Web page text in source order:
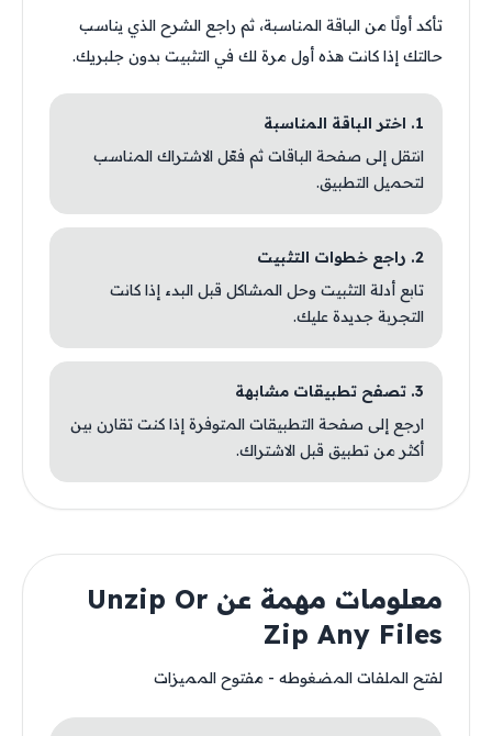
تأكد أولًا من الباقة المناسبة، ثم راجع الشرح الذي يناسب
حالتك إذا كانت هذه أول مرة لك في التثبيت بدون جلبريك.
1. اختر الباقة المناسبة
انتقل إلى صفحة الباقات ثم فعّل الاشتراك المناسب
لتحميل التطبيق.
2. راجع خطوات التثبيت
تابع أدلة التثبيت وحل المشاكل قبل البدء إذا كانت
التجربة جديدة عليك.
3. تصفح تطبيقات مشابهة
ارجع إلى صفحة التطبيقات المتوفرة إذا كنت تقارن بين
أكثر من تطبيق قبل الاشتراك.
معلومات مهمة عن Unzip Or
Zip Any Files
لفتح الملفات المضغوطه - مفتوح المميزات